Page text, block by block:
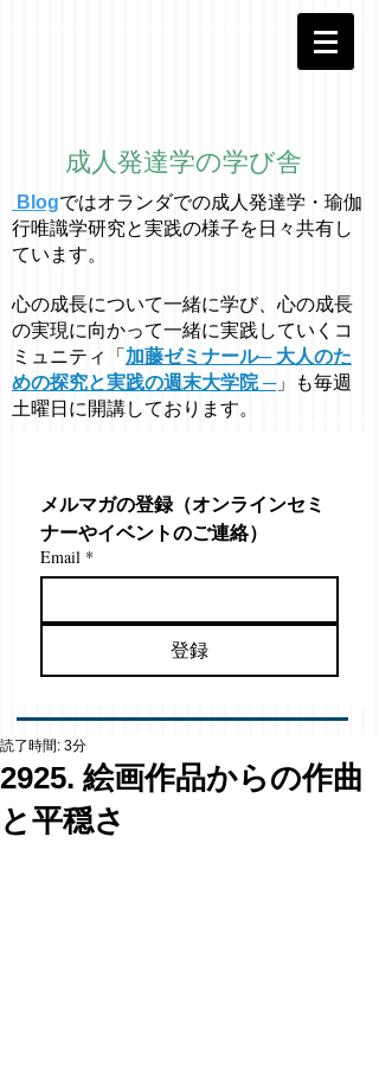
成人発達学の学び舎
Blogではオラ ンダでの成人発達学・ 瑜伽
行唯識学研究と実践の様子を日々共有し
ています。
心の成長について一緒に学び、心の成長
の実現に向かって一緒に実践していくコ
ミュニティ「 加藤ゼミナール─ 大人のた
めの探究と実践の週末大学院 ─」も毎週
土曜日に開講しております。
メルマガの登録（オンラインセミ
ナーやイベントのご連絡）
Email *
登録
2925. 絵画作品からの作曲
と平穏さ
読了時間: 3分